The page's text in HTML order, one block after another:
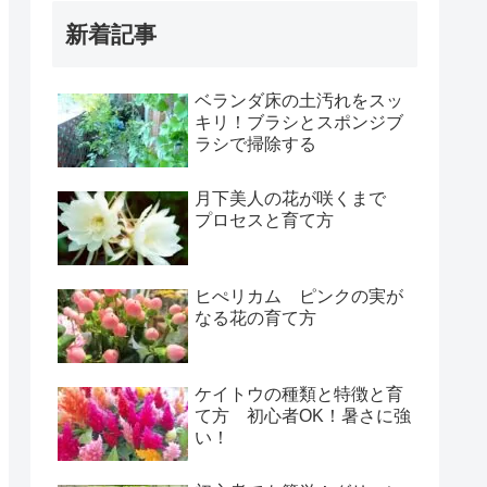
新着記事
ベランダ床の土汚れをスッ
キリ！ブラシとスポンジブ
ラシで掃除する
月下美人の花が咲くまで
プロセスと育て方
ヒぺリカム ピンクの実が
なる花の育て方
ケイトウの種類と特徴と育
て方 初心者OK！暑さに強
い！